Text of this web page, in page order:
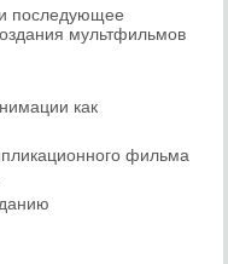
последующее
мультфильмов
как
фильма